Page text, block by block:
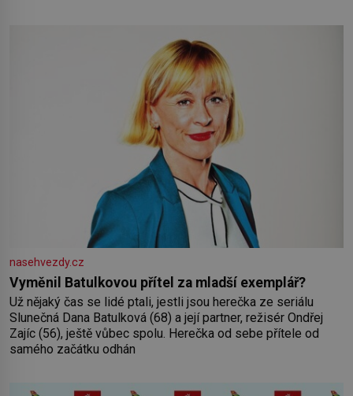
nasehvezdy.cz
Vyměnil Batulkovou přítel za mladší exemplář?
Už nějaký čas se lidé ptali, jestli jsou herečka ze seriálu
Slunečná Dana Batulková (68) a její partner, režisér Ondřej
Zajíc (56), ještě vůbec spolu. Herečka od sebe přítele od
samého začátku odhán